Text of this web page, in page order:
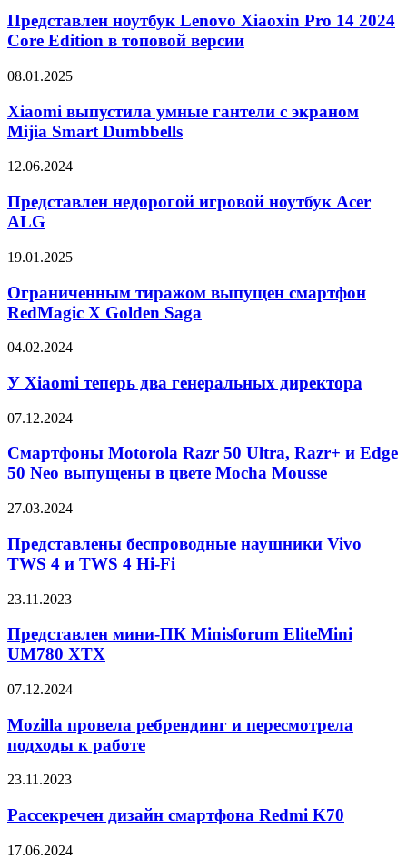
Lenovo
Xiaoxin
Pro
2024
Edition
в
версии
Представлен ноутбук Lenovo Xiaoxin Pro 14 2024
Core Edition в топовой версии
Xiaomi
умные
гантели
с
Mijia
Dumbbells
08.01.2025
Xiaomi выпустила умные гантели с экраном
Mijia Smart Dumbbells
Представлен
игровой
ноутбук
Acer
12.06.2024
Представлен недорогой игровой ноутбук Acer
ALG
Ограниченным
выпущен
смартфон
RedMagic
Golden
19.01.2025
Ограниченным тиражом выпущен смартфон
RedMagic X Golden Saga
У
теперь
два
генеральных
директора
04.02.2024
У Xiaomi теперь два генеральных директора
Смартфоны
Razr
50
Ultra,
и
50
Neo
в
Mocha
Mousse
07.12.2024
Смартфоны Motorola Razr 50 Ultra, Razr+ и Edge
50 Neo выпущены в цвете Mocha Mousse
Представлены
наушники
Vivo
TWS
и
4
Hi-
27.03.2024
Представлены беспроводные наушники Vivo
TWS 4 и TWS 4 Hi-Fi
Представлен
ПК
Minisforum
EliteMini
XTX
23.11.2023
Представлен мини-ПК Minisforum EliteMini
UM780 XTX
Mozilla
ребрендинг
и
пересмотрела
к
07.12.2024
Mozilla провела ребрендинг и пересмотрела
подходы к работе
Рассекречен
смартфона
K70
23.11.2023
Рассекречен дизайн смартфона Redmi K70
Опубликовано
17.06.2024